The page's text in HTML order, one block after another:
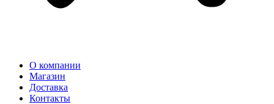
О компании
Магазин
Доставка
Контакты